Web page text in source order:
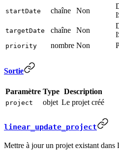
startDate chaîne Non
targetDate chaîne Non
priority nombre Non
Sortie
Paramètre Type Description
project objet Le projet créé
linear_update_project
Mettre à jour un projet existant dans